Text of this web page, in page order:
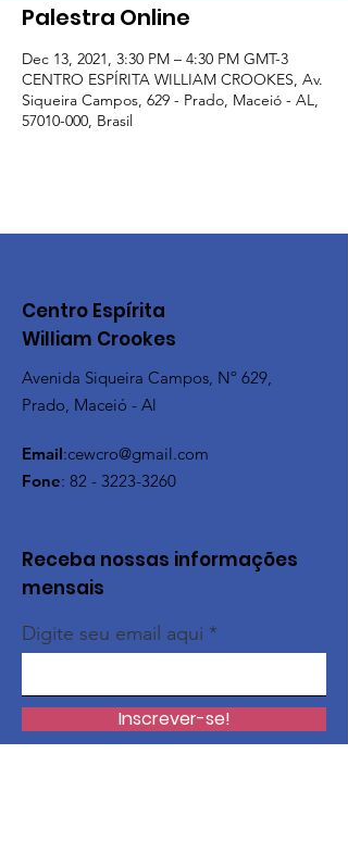
Palestra Online
Dec 13, 2021, 3:30 PM – 4:30 PM GMT-3
CENTRO ESPÍRITA WILLIAM CROOKES, Av.
Siqueira Campos, 629 - Prado, Maceió - AL,
57010-000, Brasil
Centro Espírita
William Crookes
Avenida Siqueira Campos, Nº 629,
Prado, Maceió - Al
Email:cewcro@gmail.com
Fone: 82 - 3223-3260
Receba nossas informações
mensais
Digite seu email aqui
Inscrever-se!